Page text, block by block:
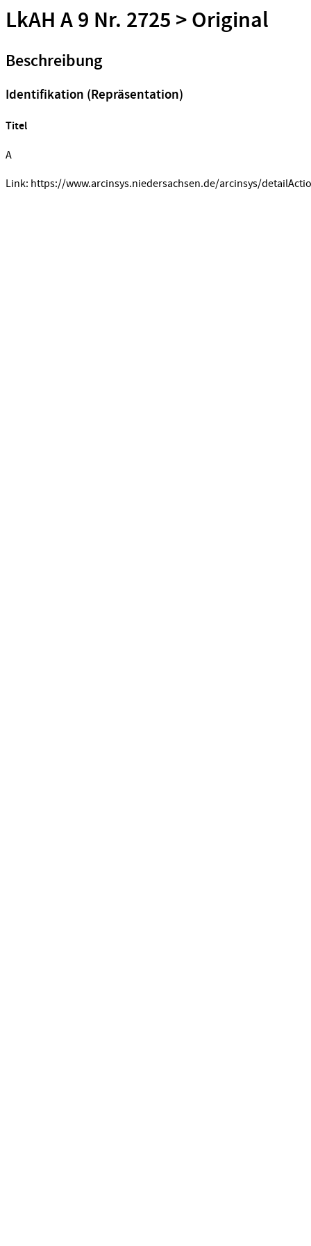
LkAH A 9 Nr. 2725 > Original
Beschreibung
Identifikation (Repräsentation)
Titel
A
Link: https://www.arcinsys.niedersachsen.de/arcinsys/